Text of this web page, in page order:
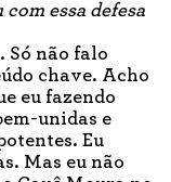
essa defesa
Só não falo
chave. Acho
eu fazendo
unidas e
Eu
Mas eu não